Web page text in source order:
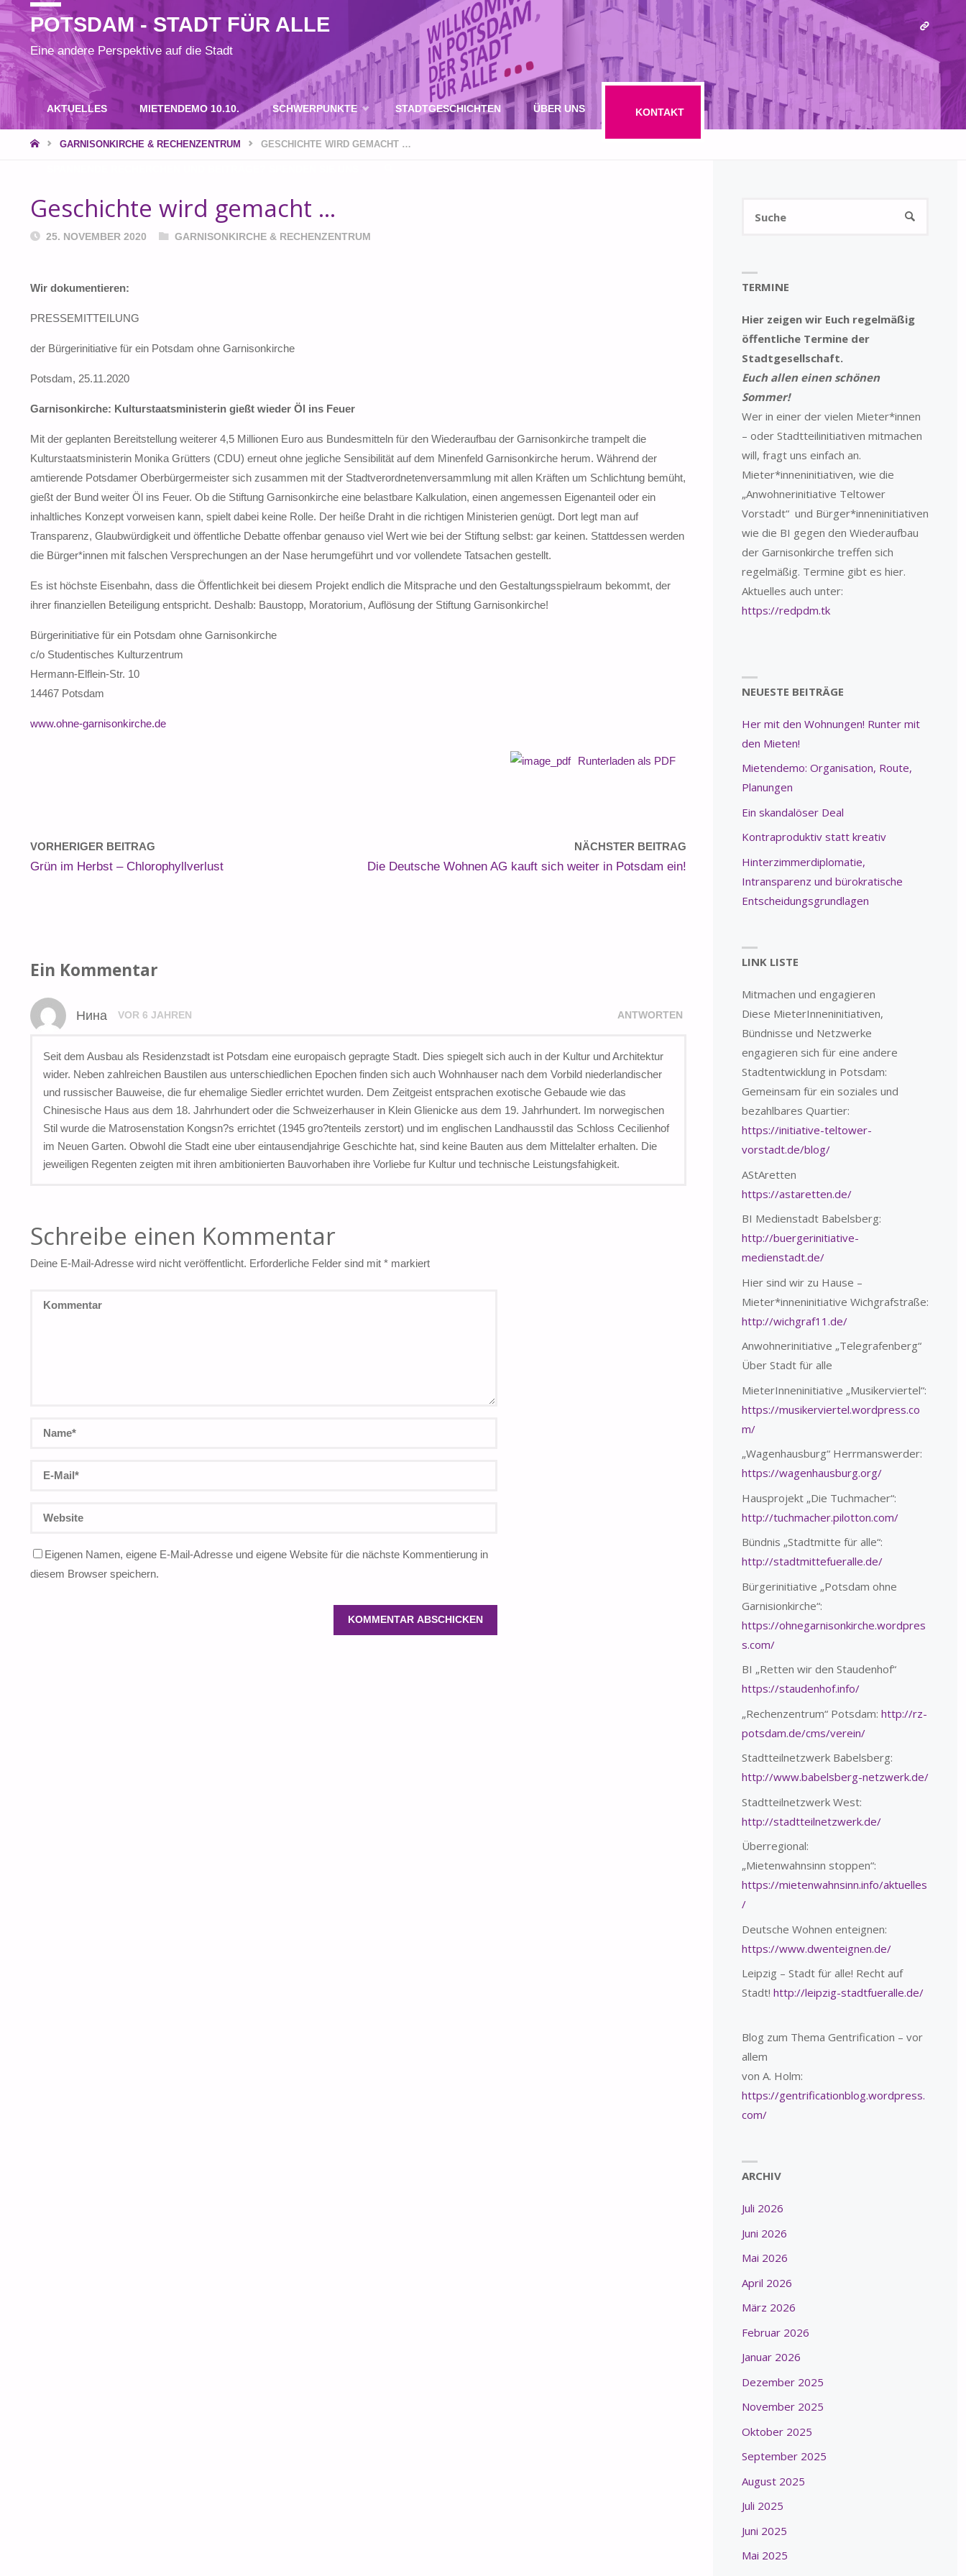
POTSDAM - STADT FÜR ALLE
Eine andere Perspektive auf die Stadt
AKTUELLES MIETENDEMO 10.10. SCHWERPUNKTE STADTGESCHICHTEN ÜBER UNS KONTAKT
STARTGARNISONKIRCHE & RECHENZENTRUM GESCHICHTE WIRD GEMACHT …
Geschichte wird gemacht …
25. NOVEMBER 2020 GARNISONKIRCHE & RECHENZENTRUM
Wir dokumentieren:
PRESSEMITTEILUNG
der Bürgerinitiative für ein Potsdam ohne Garnisonkirche
Potsdam, 25.11.2020
Garnisonkirche: Kulturstaatsministerin gießt wieder Öl ins Feuer
Mit der geplanten Bereitstellung weiterer 4,5 Millionen Euro aus Bundesmitteln für den Wiederaufbau der Garnisonkirche trampelt die
Kulturstaatsministerin Monika Grütters (CDU) erneut ohne jegliche Sensibilität auf dem Minenfeld Garnisonkirche herum. Während der
amtierende Potsdamer Oberbürgermeister sich zusammen mit der Stadtverordnetenversammlung mit allen Kräften um Schlichtung bemüht,
gießt der Bund weiter Öl ins Feuer. Ob die Stiftung Garnisonkirche eine belastbare Kalkulation, einen angemessen Eigenanteil oder ein
inhaltliches Konzept vorweisen kann, spielt dabei keine Rolle. Der heiße Draht in die richtigen Ministerien genügt. Dort legt man auf
Transparenz, Glaubwürdigkeit und öffentliche Debatte offenbar genauso viel Wert wie bei der Stiftung selbst: gar keinen. Stattdessen werden
die Bürger*innen mit falschen Versprechungen an der Nase herumgeführt und vor vollendete Tatsachen gestellt.
Es ist höchste Eisenbahn, dass die Öffentlichkeit bei diesem Projekt endlich die Mitsprache und den Gestaltungsspielraum bekommt, der
ihrer finanziellen Beteiligung entspricht. Deshalb: Baustopp, Moratorium, Auflösung der Stiftung Garnisonkirche!
Bürgerinitiative für ein Potsdam ohne Garnisonkirche
c/o Studentisches Kulturzentrum
Hermann-Elflein-Str. 10
14467 Potsdam
www.ohne-garnisonkirche.de
Runterladen als PDF
VORHERIGER BEITRAG
Grün im Herbst – Chlorophyllverlust
NÄCHSTER BEITRAG
Die Deutsche Wohnen AG kauft sich weiter in Potsdam ein!
Ein Kommentar
Нина VOR 6 JAHREN ANTWORTEN
Seit dem Ausbau als Residenzstadt ist Potsdam eine europaisch gepragte Stadt. Dies spiegelt sich auch in der Kultur und Architektur
wider. Neben zahlreichen Baustilen aus unterschiedlichen Epochen finden sich auch Wohnhauser nach dem Vorbild niederlandischer
und russischer Bauweise, die fur ehemalige Siedler errichtet wurden. Dem Zeitgeist entsprachen exotische Gebaude wie das
Chinesische Haus aus dem 18. Jahrhundert oder die Schweizerhauser in Klein Glienicke aus dem 19. Jahrhundert. Im norwegischen
Stil wurde die Matrosenstation Kongsn?s errichtet (1945 gro?tenteils zerstort) und im englischen Landhausstil das Schloss Cecilienhof
im Neuen Garten. Obwohl die Stadt eine uber eintausendjahrige Geschichte hat, sind keine Bauten aus dem Mittelalter erhalten. Die
jeweiligen Regenten zeigten mit ihren ambitionierten Bauvorhaben ihre Vorliebe fur Kultur und technische Leistungsfahigkeit.
Schreibe einen Kommentar
Deine E-Mail-Adresse wird nicht veröffentlicht. Erforderliche Felder sind mit * markiert
Eigenen Namen, eigene E-Mail-Adresse und eigene Website für die nächste Kommentierung in
diesem Browser speichern.
SUCHE
TERMINE
Hier zeigen wir Euch regelmäßig
öffentliche Termine der
Stadtgesellschaft.
Euch allen einen schönen
Sommer!
Wer in einer der vielen Mieter*innen
– oder Stadtteilinitiativen mitmachen
will, fragt uns einfach an.
Mieter*inneninitiativen, wie die
„Anwohnerinitiative Teltower
Vorstadt“ und Bürger*inneninitiativen
wie die BI gegen den Wiederaufbau
der Garnisonkirche treffen sich
regelmäßig. Termine gibt es hier.
Aktuelles auch unter:
https://redpdm.tk
NEUESTE BEITRÄGE
Her mit den Wohnungen! Runter mit
den Mieten!
Mietendemo: Organisation, Route,
Planungen
Ein skandalöser Deal
Kontraproduktiv statt kreativ
Hinterzimmerdiplomatie,
Intransparenz und bürokratische
Entscheidungsgrundlagen
LINK LISTE
Mitmachen und engagieren
Diese MieterInneninitiativen,
Bündnisse und Netzwerke
engagieren sich für eine andere
Stadtentwicklung in Potsdam:
Gemeinsam für ein soziales und
bezahlbares Quartier:
https://initiative-teltower-
vorstadt.de/blog/
AStAretten
https://astaretten.de/
BI Medienstadt Babelsberg:
http://buergerinitiative-
medienstadt.de/
Hier sind wir zu Hause –
Mieter*inneninitiative Wichgrafstraße:
http://wichgraf11.de/
Anwohnerinitiative „Telegrafenberg“
Über Stadt für alle
MieterInneninitiative „Musikerviertel“:
https://musikerviertel.wordpress.co
m/
„Wagenhausburg“ Herrmanswerder:
https://wagenhausburg.org/
Hausprojekt „Die Tuchmacher“:
http://tuchmacher.pilotton.com/
Bündnis „Stadtmitte für alle“:
http://stadtmittefueralle.de/
Bürgerinitiative „Potsdam ohne
Garnisionkirche“:
https://ohnegarnisonkirche.wordpres
s.com/
BI „Retten wir den Staudenhof“
https://staudenhof.info/
„Rechenzentrum“ Potsdam: http://rz-
potsdam.de/cms/verein/
Stadtteilnetzwerk Babelsberg:
http://www.babelsberg-netzwerk.de/
Stadtteilnetzwerk West:
http://stadtteilnetzwerk.de/
Überregional:
„Mietenwahnsinn stoppen“:
https://mietenwahnsinn.info/aktuelles
/
Deutsche Wohnen enteignen:
https://www.dwenteignen.de/
Leipzig – Stadt für alle! Recht auf
Stadt! http://leipzig-stadtfueralle.de/
Blog zum Thema Gentrification – vor
allem
von A. Holm:
https://gentrificationblog.wordpress.
com/
ARCHIV
Juli 2026
Juni 2026
Mai 2026
April 2026
März 2026
Februar 2026
Januar 2026
Dezember 2025
November 2025
Oktober 2025
September 2025
August 2025
Juli 2025
Juni 2025
Mai 2025